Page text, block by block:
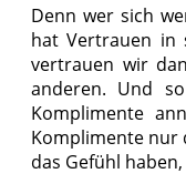
Denn wer sich
hat Vertrauen in
vertrauen wir
anderen. Und
Komplimente
Komplimente nur
das Gefühl haben,